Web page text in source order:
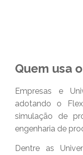
Quem usa
Empresas e
adotando o
simulação de
engenharia de
Dentre as